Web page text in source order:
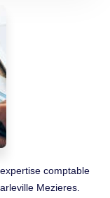
comptable
Mezieres.